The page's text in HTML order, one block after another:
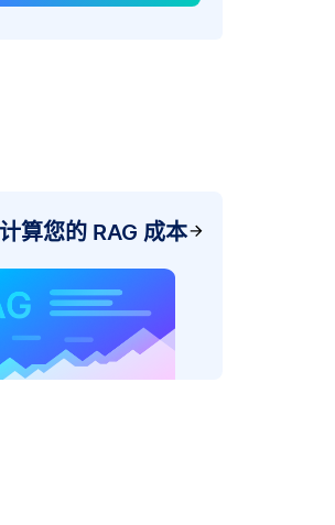
算您的 RAG 成本